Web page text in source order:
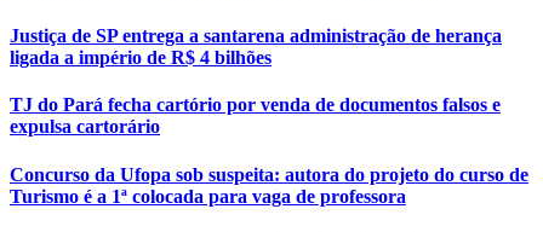
Justiça de SP entrega a santarena administração de herança
ligada a império de R$ 4 bilhões
TJ do Pará fecha cartório por venda de documentos falsos e
expulsa cartorário
Concurso da Ufopa sob suspeita: autora do projeto do curso de
Turismo é a 1ª colocada para vaga de professora